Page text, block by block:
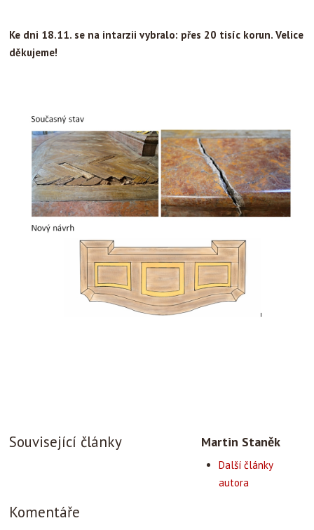
Ke dni 18.11. se na intarzii vybralo: přes 20 tisíc korun. Velice
děkujeme!
Související články Martin Staněk
Další články
autora
Komentáře